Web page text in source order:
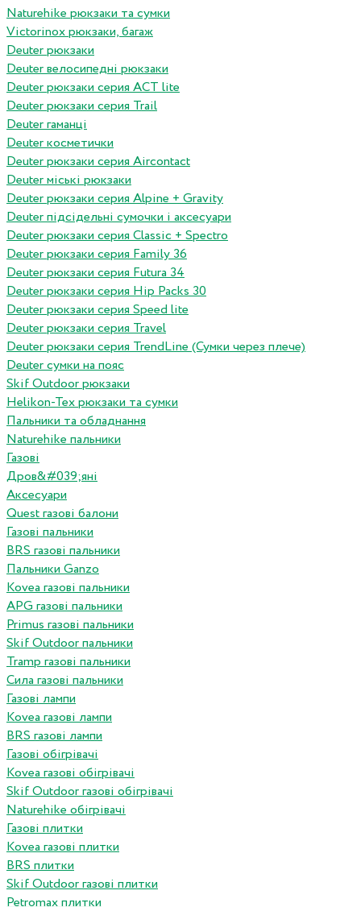
Naturehike рюкзаки та сумки
Victorinox рюкзаки, багаж
Deuter рюкзаки
Deuter велосипедні рюкзаки
Deuter рюкзаки серия ACT lite
Deuter рюкзаки серия Trail
Deuter гаманці
Deuter косметички
Deuter рюкзаки серия Aircontact
Deuter міські рюкзаки
Deuter рюкзаки серия Alpine + Gravity
Deuter підсідельні сумочки і аксесуари
Deuter рюкзаки серия Classic + Spectro
Deuter рюкзаки серия Family 36
Deuter рюкзаки серия Futura 34
Deuter рюкзаки серия Hip Packs 30
Deuter рюкзаки серия Speed lite
Deuter рюкзаки серия Travel
Deuter рюкзаки серия TrendLine (Сумки через плече)
Deuter сумки на пояс
Skif Outdoor рюкзаки
Helikon-Tex рюкзаки та сумки
Пальники та обладнання
Naturehike пальники
Газові
Дров&#039;яні
Аксесуари
Quest газові балони
Газові пальники
BRS газові пальники
Пальники Ganzo
Kovea газові пальники
APG газові пальники
Primus газові пальники
Skif Outdoor пальники
Tramp газові пальники
Сила газові пальники
Газові лампи
Kovea газові лампи
BRS газові лампи
Газові обігрівачі
Kovea газові обігрівачі
Skif Outdoor газові обігрівачі
Naturehike обігрівачі
Газові плитки
Kovea газові плитки
BRS плитки
Skif Outdoor газові плитки
Petromax плитки